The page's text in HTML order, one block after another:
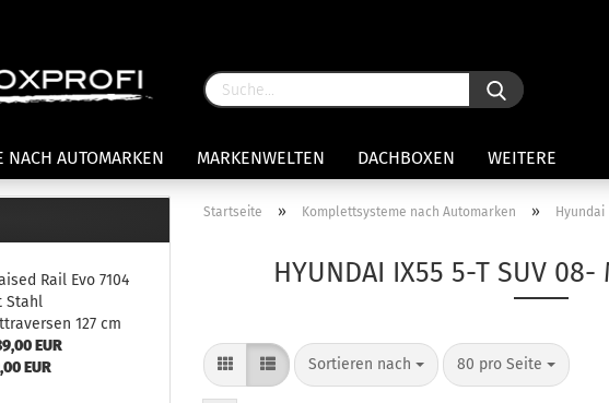
NACH AUTOMARKEN MARKENWELTEN DACHBOXEN WEITERE
Lastenträgerfüße
Universaltträger Reling
Thule Montagekits 50.. für 7105
Clamp Fußsatz Fahrzeuge mit
Startseite » Komplettsysteme nach Automarken » Hyundai
HYUNDAI IX55 5-T SUV 08-
Sortieren nach 80 pro Seite
Rail Evo 7104
Stahl
127 cm
EUR
EUR